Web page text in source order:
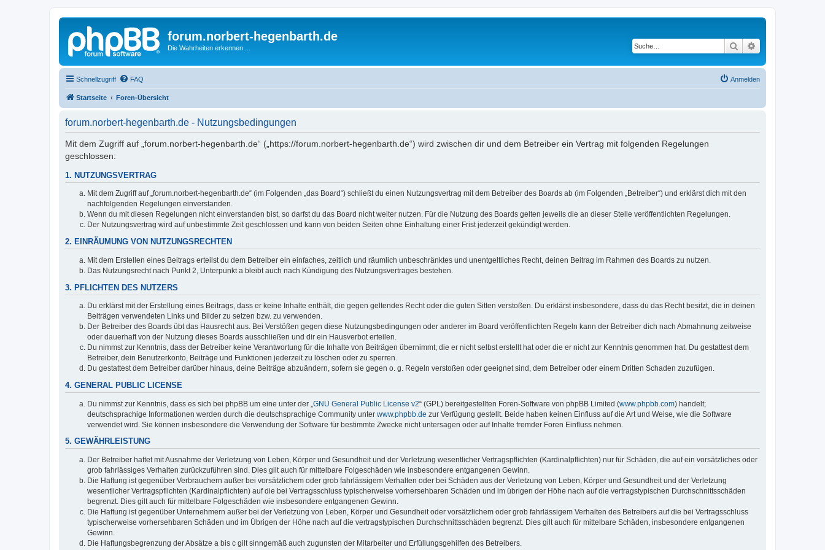
forum.norbert-hegenbarth.de
Die Wahrheiten erkennen.... Suche
Schnellzugriff FAQ Anmelden
Startseite Foren-Übersicht
forum.norbert-hegenbarth.de - Nutzungsbedingungen
Mit dem Zugriff auf „forum.norbert-hegenbarth.de“ („https://forum.norbert-hegenbarth.de“) wird zwischen dir und dem Betreiber ein Vertrag mit folgenden Regelungen
geschlossen:
1. NUTZUNGSVERTRAG
Mit dem Zugriff auf „forum.norbert-hegenbarth.de“ (im Folgenden „das Board“) schließt du einen Nutzungsvertrag mit dem Betreiber des Boards ab (im Folgenden „Betreiber“) und erklärst dich mit den
nachfolgenden Regelungen einverstanden.
Wenn du mit diesen Regelungen nicht einverstanden bist, so darfst du das Board nicht weiter nutzen. Für die Nutzung des Boards gelten jeweils die an dieser Stelle veröffentlichten Regelungen.
Der Nutzungsvertrag wird auf unbestimmte Zeit geschlossen und kann von beiden Seiten ohne Einhaltung einer Frist jederzeit gekündigt werden.
2. EINRÄUMUNG VON NUTZUNGSRECHTEN
Mit dem Erstellen eines Beitrags erteilst du dem Betreiber ein einfaches, zeitlich und räumlich unbeschränktes und unentgeltliches Recht, deinen Beitrag im Rahmen des Boards zu nutzen.
Das Nutzungsrecht nach Punkt 2, Unterpunkt a bleibt auch nach Kündigung des Nutzungsvertrages bestehen.
3. PFLICHTEN DES NUTZERS
Du erklärst mit der Erstellung eines Beitrags, dass er keine Inhalte enthält, die gegen geltendes Recht oder die guten Sitten verstoßen. Du erklärst insbesondere, dass du das Recht besitzt, die in deinen
Beiträgen verwendeten Links und Bilder zu setzen bzw. zu verwenden.
Der Betreiber des Boards übt das Hausrecht aus. Bei Verstößen gegen diese Nutzungsbedingungen oder anderer im Board veröffentlichten Regeln kann der Betreiber dich nach Abmahnung zeitweise
oder dauerhaft von der Nutzung dieses Boards ausschließen und dir ein Hausverbot erteilen.
Du nimmst zur Kenntnis, dass der Betreiber keine Verantwortung für die Inhalte von Beiträgen übernimmt, die er nicht selbst erstellt hat oder die er nicht zur Kenntnis genommen hat. Du gestattest dem
Betreiber, dein Benutzerkonto, Beiträge und Funktionen jederzeit zu löschen oder zu sperren.
Du gestattest dem Betreiber darüber hinaus, deine Beiträge abzuändern, sofern sie gegen o. g. Regeln verstoßen oder geeignet sind, dem Betreiber oder einem Dritten Schaden zuzufügen.
4. GENERAL PUBLIC LICENSE
Du nimmst zur Kenntnis, dass es sich bei phpBB um eine unter der „ GNU General Public License v2“ (GPL) bereitgestellten Foren-Software von phpBB Limited (www.phpbb.com) handelt;
deutschsprachige Informationen werden durch die deutschsprachige Community unter www.phpbb.de zur Verfügung gestellt. Beide haben keinen Einfluss auf die Art und Weise, wie die Software
verwendet wird. Sie können insbesondere die Verwendung der Software für bestimmte Zwecke nicht untersagen oder auf Inhalte fremder Foren Einfluss nehmen.
5. GEWÄHRLEISTUNG
Der Betreiber haftet mit Ausnahme der Verletzung von Leben, Körper und Gesundheit und der Verletzung wesentlicher Vertragspflichten (Kardinalpflichten) nur für Schäden, die auf ein vorsätzliches oder
grob fahrlässiges Verhalten zurückzuführen sind. Dies gilt auch für mittelbare Folgeschäden wie insbesondere entgangenen Gewinn.
Die Haftung ist gegenüber Verbrauchern außer bei vorsätzlichem oder grob fahrlässigem Verhalten oder bei Schäden aus der Verletzung von Leben, Körper und Gesundheit und der Verletzung
wesentlicher Vertragspflichten (Kardinalpflichten) auf die bei Vertragsschluss typischerweise vorhersehbaren Schäden und im übrigen der Höhe nach auf die vertragstypischen Durchschnittsschäden
begrenzt. Dies gilt auch für mittelbare Folgeschäden wie insbesondere entgangenen Gewinn.
Die Haftung ist gegenüber Unternehmern außer bei der Verletzung von Leben, Körper und Gesundheit oder vorsätzlichem oder grob fahrlässigem Verhalten des Betreibers auf die bei Vertragsschluss
typischerweise vorhersehbaren Schäden und im Übrigen der Höhe nach auf die vertragstypischen Durchschnittsschäden begrenzt. Dies gilt auch für mittelbare Schäden, insbesondere entgangenen
Gewinn.
Die Haftungsbegrenzung der Absätze a bis c gilt sinngemäß auch zugunsten der Mitarbeiter und Erfüllungsgehilfen des Betreibers.